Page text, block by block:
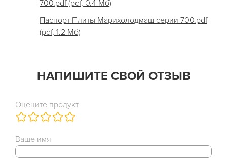
700.pdf (pdf, 0.4 Мб)
Паспорт Плиты Марихолодмаш серии 700.pdf
(pdf, 1.2 Мб)
НАПИШИТЕ СВОЙ ОТЗЫВ
Оцените продукт
Ваше имя